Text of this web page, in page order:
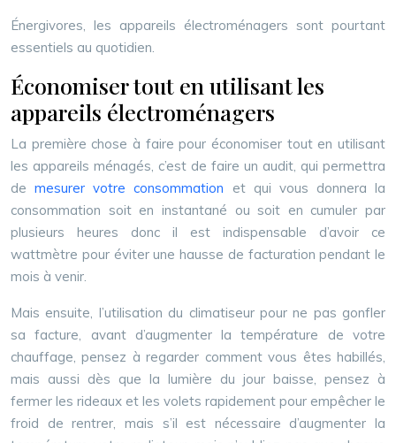
Énergivores, les appareils électroménagers sont pourtant
essentiels au quotidien.
Économiser tout en utilisant les
appareils électroménagers
La première chose à faire pour économiser tout en utilisant
les appareils ménagés, c’est de faire un audit, qui permettra
demesurer votre consommation et qui vous donnera la
consommation soit en instantané ou soit en cumuler par
plusieurs heures donc il est indispensable d’avoir ce
wattmètre pour éviter une hausse de facturation pendant le
mois à venir.
Mais ensuite, l’utilisation du climatiseur pour ne pas gonfler
sa facture, avant d’augmenter la température de votre
chauffage, pensez à regarder comment vous êtes habillés,
mais aussi dès que la lumière du jour baisse, pensez à
fermer les rideaux et les volets rapidement pour empêcher le
froid de rentrer, mais s’il est nécessaire d’augmenter la